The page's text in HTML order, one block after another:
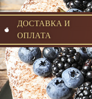
ДОСТАВКА И
ОПЛАТА